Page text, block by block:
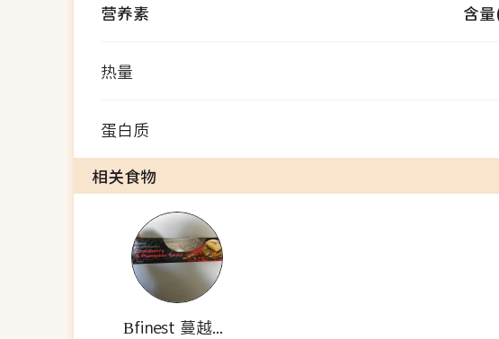
营养素
含
热量
蛋白质
相关食物
Bfinest 蔓越莓南瓜子饼